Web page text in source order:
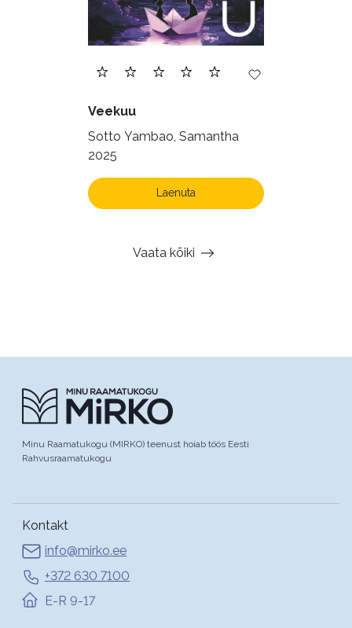
Veekuu
Sotto Yambao, Samantha
2025
Laenuta
Vaata kõiki
Minu Raamatukogu (MIRKO) teenust hoiab töös Eesti
Rahvusraamatukogu
Kontakt
info@mirko.ee
+372 630 7100
E-R 9-17